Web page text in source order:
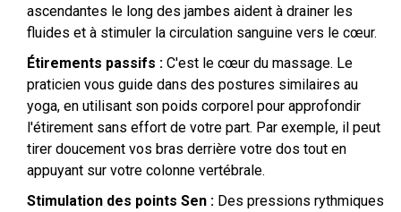
ascendantes le long des jambes aident à drainer les
fluides et à stimuler la circulation sanguine vers le cœur.
Étirements passifs : C'est le cœur du massage. Le
praticien vous guide dans des postures similaires au
yoga, en utilisant son poids corporel pour approfondir
l'étirement sans effort de votre part. Par exemple, il peut
tirer doucement vos bras derrière votre dos tout en
appuyant sur votre colonne vertébrale.
Stimulation des points Sen : Des pressions rythmiques